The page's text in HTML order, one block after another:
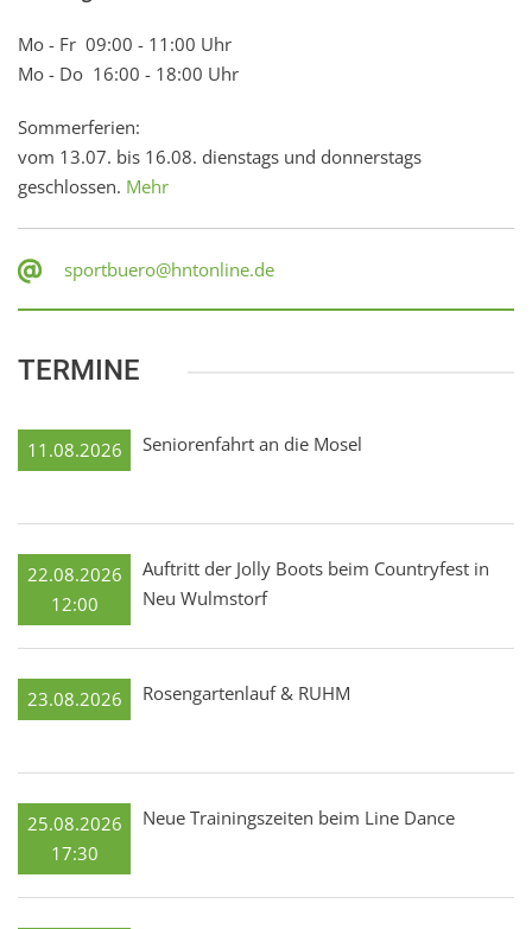
Mo - Fr 09:00 - 11:00 Uhr
Mo - Do 16:00 - 18:00 Uhr
Sommerferien:
vom 13.07. bis 16.08. dienstags und donnerstags
geschlossen. Mehr
sportbuero@hntonline.de
TERMINE
11.08.2026 Seniorenfahrt an die Mosel
22.08.2026
12:00
Auftritt der Jolly Boots beim Countryfest in
Neu Wulmstorf
23.08.2026 Rosengartenlauf & RUHM
25.08.2026
17:30
Neue Trainingszeiten beim Line Dance